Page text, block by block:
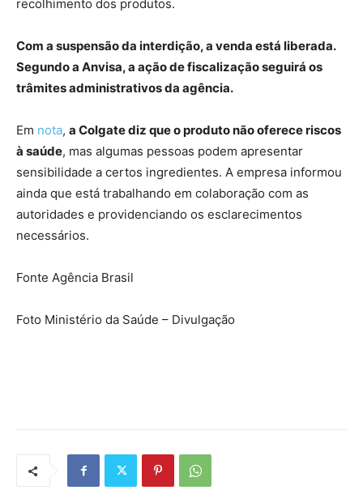
recolhimento dos produtos.
Com a suspensão da interdição, a venda está liberada.
Segundo a Anvisa, a ação de fiscalização seguirá os
trâmites administrativos da agência.
Em nota, a Colgate diz que o produto não oferece riscos
à saúde, mas algumas pessoas podem apresentar
sensibilidade a certos ingredientes. A empresa informou
ainda que está trabalhando em colaboração com as
autoridades e providenciando os esclarecimentos
necessários.
Fonte Agência Brasil
Foto Ministério da Saúde – Divulgação